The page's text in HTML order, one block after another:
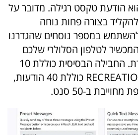
הודעת טקסט רגילה. מדובר על
בצורה פחות נוחה
במספר נוסחים שהגדרנו
לטלפון הסלולרי שלכם
ולהשתמש בו כמקלדת. החבילה הבסיסית כוללת 10
הודעות וחבילת ה-RECREATION כוללת 40 הודעות,
ב-50 סנט.